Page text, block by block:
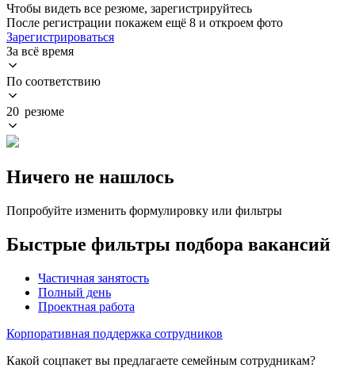
Чтобы видеть все резюме, зарегистрируйтесь
После регистрации покажем ещё 8 и откроем фото
Зарегистрироваться
За всё время
По соответствию
20 резюме
Ничего не нашлось
Попробуйте изменить формулировку или фильтры
Быстрые фильтры подбора вакансий
Частичная занятость
Полный день
Проектная работа
Корпоративная поддержка сотрудников
Какой соцпакет вы предлагаете семейным сотрудникам?